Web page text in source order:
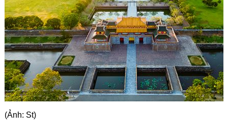
Góc chia sẻ
Liên hệ
Tìm kiếm
(Ảnh: St)